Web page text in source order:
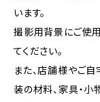
います。
撮影用背景にご使
てください。
また、店舗様やご自
装の材料、家具・